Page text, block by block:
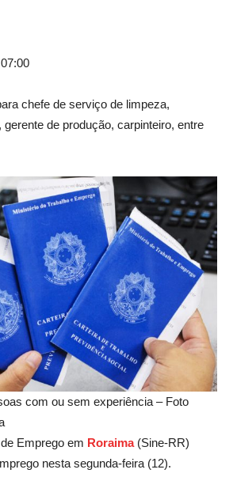
chefe de serviço de limpeza,
de produção, carpinteiro, entre
com ou sem experiência – Foto
Emprego em Roraima(Sine-RR)
nesta segunda-feira (12).